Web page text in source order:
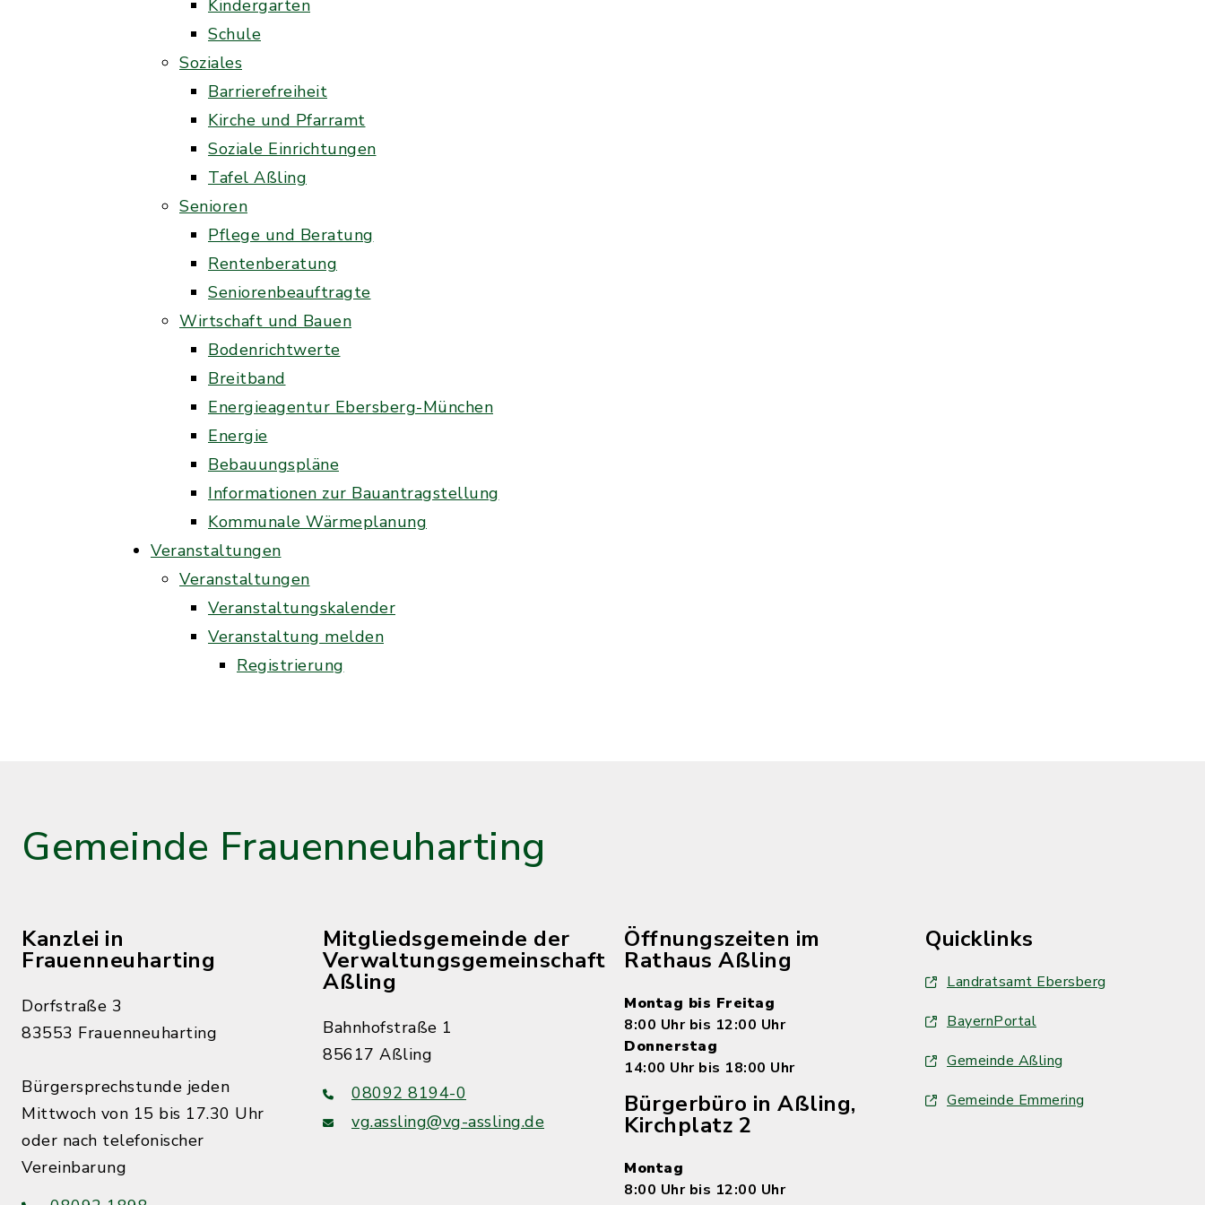
Kindergarten
Schule
Soziales
Barrierefreiheit
Kirche und Pfarramt
Soziale Einrichtungen
Tafel Aßling
Senioren
Pflege und Beratung
Rentenberatung
Seniorenbeauftragte
Wirtschaft und Bauen
Bodenrichtwerte
Breitband
Energieagentur Ebersberg-München
Energie
Bebauungspläne
Informationen zur Bauantragstellung
Kommunale Wärmeplanung
Veranstaltungen
Veranstaltungen
Veranstaltungskalender
Veranstaltung melden
Registrierung
Gemeinde Frauenneuharting
Kanzlei in
Frauenneuharting
Dorfstraße 3
83553 Frauenneuharting
Bürgersprechstunde jeden
Mittwoch von 15 bis 17.30 Uhr
oder nach telefonischer
Vereinbarung
Mitgliedsgemeinde der
Verwaltungsgemeinschaft
Aßling
Bahnhofstraße 1
85617 Aßling
08092 8194-0
vg.assling@vg-assling.de
Öffnungszeiten im
Rathaus Aßling
Montag bis Freitag
8:00 Uhr bis 12:00 Uhr
Donnerstag
14:00 Uhr bis 18:00 Uhr
Bürgerbüro in Aßling,
Kirchplatz 2
Montag
8:00 Uhr bis 12:00 Uhr
Quicklinks
Landratsamt Ebersberg
BayernPortal
Gemeinde Aßling
Gemeinde Emmering